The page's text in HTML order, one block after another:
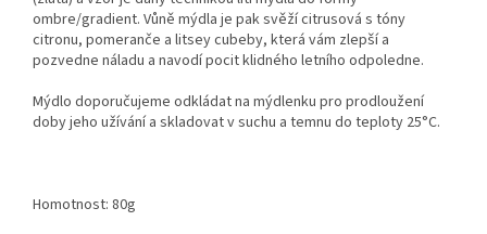
ombre/gradient. Vůně mýdla je pak svěží citrusová s tóny
citronu, pomeranče a litsey cubeby, která vám zlepší a
pozvedne náladu a navodí pocit klidného letního odpoledne.
Mýdlo doporučujeme odkládat na mýdlenku pro prodloužení
doby jeho užívání a skladovat v suchu a temnu do teploty 25°C.
Homotnost: 80g